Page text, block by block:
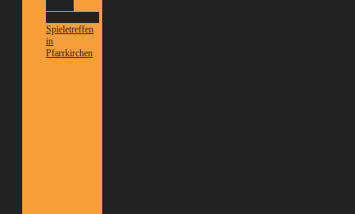
Spieletreffen
in
Pfarrkirchen